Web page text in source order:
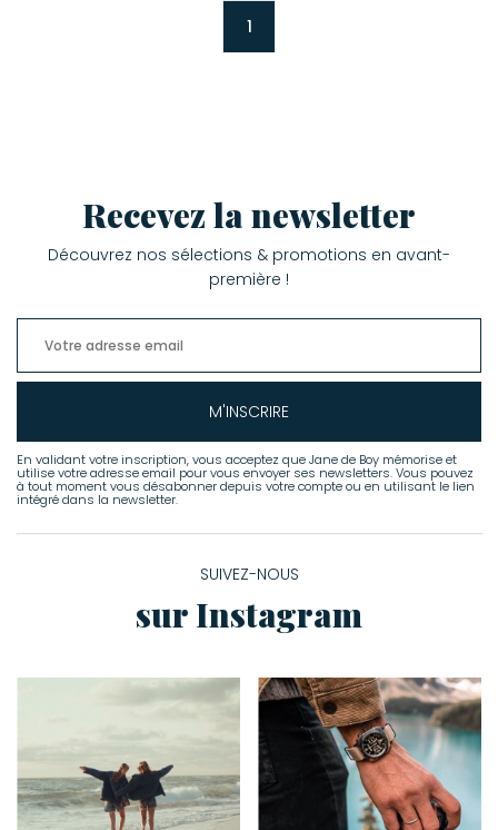
1
Recevez la newsletter
Découvrez nos sélections & promotions en avant-
première !
M'INSCRIRE
En validant votre inscription, vous acceptez que Jane de Boy mémorise et
utilise votre adresse email pour vous envoyer ses newsletters. Vous pouvez
à tout moment vous désabonner depuis votre compte ou en utilisant le lien
intégré dans la newsletter.
SUIVEZ-NOUS
sur Instagram